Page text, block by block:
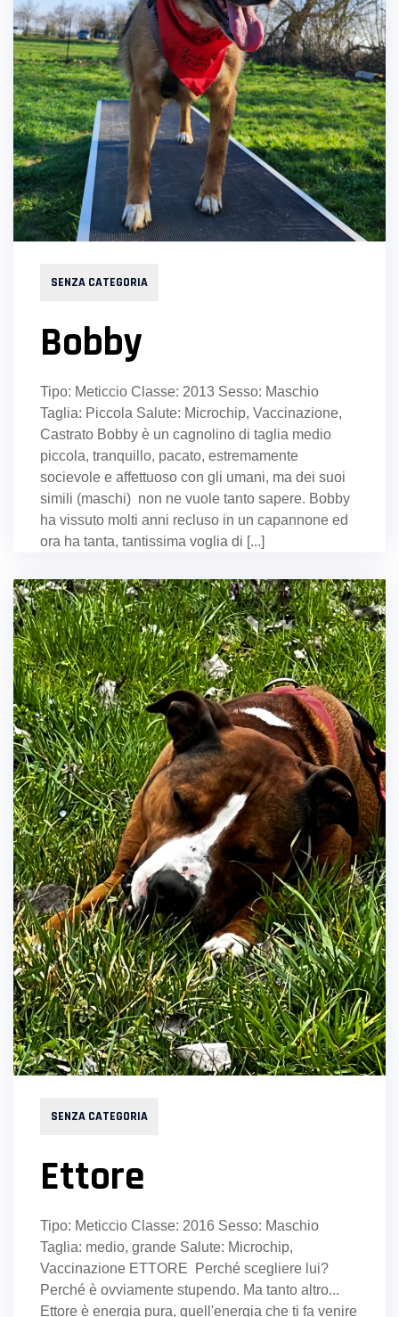
SENZA CATEGORIA
Bobby
Tipo: Meticcio Classe: 2013 Sesso: Maschio
Taglia: Piccola Salute: Microchip, Vaccinazione,
Castrato Bobby è un cagnolino di taglia medio
piccola, tranquillo, pacato, estremamente
socievole e affettuoso con gli umani, ma dei suoi
simili (maschi) non ne vuole tanto sapere. Bobby
ha vissuto molti anni recluso in un capannone ed
ora ha tanta, tantissima voglia di [...]
SENZA CATEGORIA
Ettore
Tipo: Meticcio Classe: 2016 Sesso: Maschio
Taglia: medio, grande Salute: Microchip,
Vaccinazione ETTORE Perché scegliere lui?
Perché è ovviamente stupendo. Ma tanto altro...
Ettore è energia pura, quell'energia che ti fa venire